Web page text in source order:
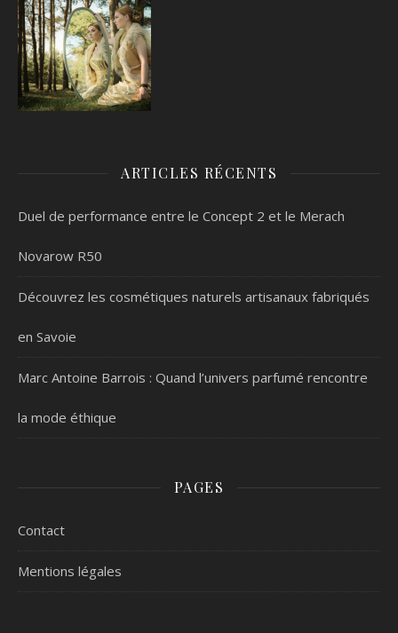
ARTICLES RÉCENTS
Duel de performance entre le Concept 2 et le Merach
Novarow R50
Découvrez les cosmétiques naturels artisanaux fabriqués
en Savoie
Marc Antoine Barrois : Quand l’univers parfumé rencontre
la mode éthique
PAGES
Contact
Mentions légales